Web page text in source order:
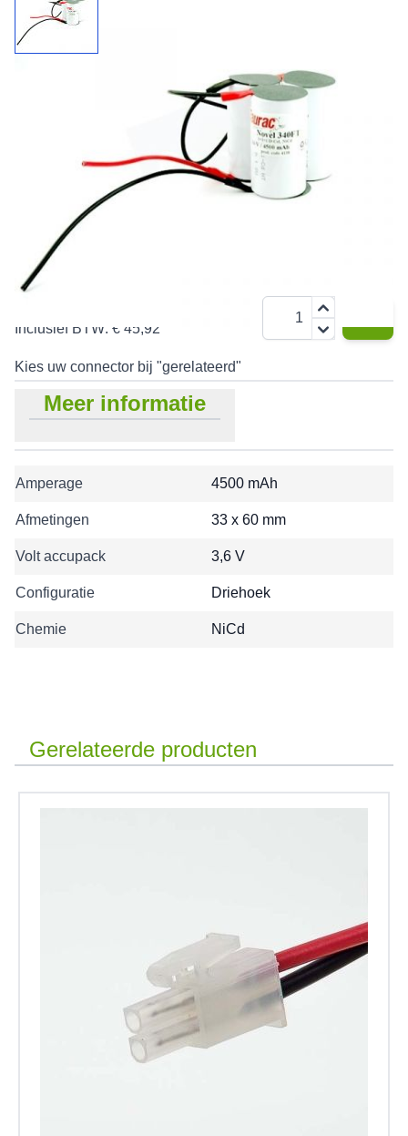
Accupack 340FT / 3,6 V - 4500 mAh
Kies uw connector bij "'meer informatie"
3,6 V
Inclusief BTW: € 45,92
Kies uw connector bij "gerelateerd"
Meer informatie
Amperage 4500 mAh
Afmetingen 33 x 60 mm
Volt accupack 3,6 V
Configuratie Driehoek
Chemie NiCd
Gerelateerde producten